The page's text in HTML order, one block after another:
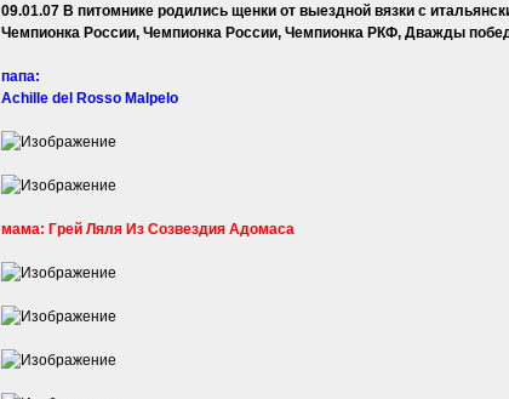
09.01.07 В питомнике родились щенки от выездной вязки с
Чемпионка России, Чемпионка России, Чемпионка РКФ, Дважды
папа:
Achille del Rosso Malpelo
мама: Грей Ляля Из Созвездия Адомаса